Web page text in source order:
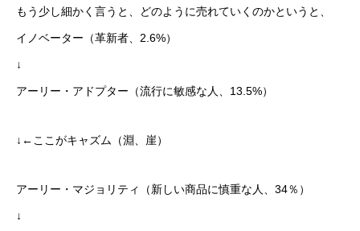
もう少し細かく言うと、どのように売れていくのかというと、
イノベーター（革新者、2.6%）
↓
アーリー・アドプター（流行に敏感な人、13.5%）
↓←ここがキャズム（淵、崖）
アーリー・マジョリティ（新しい商品に慎重な人、34％）
↓